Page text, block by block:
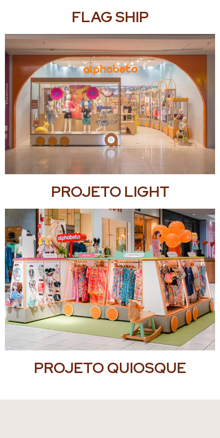
FLAG SHIP
PROJETO LIGHT
PROJETO QUIOSQUE